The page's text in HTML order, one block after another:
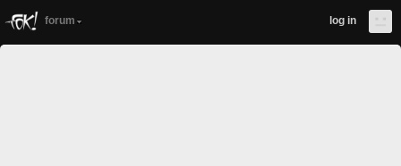
forum log in